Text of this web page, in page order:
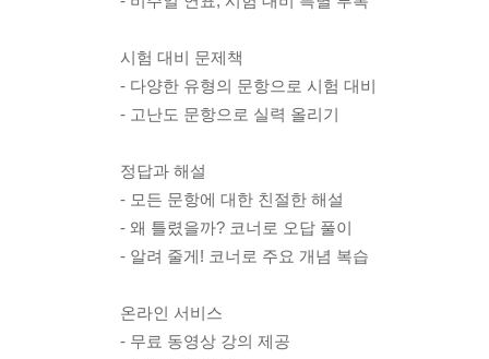
시험 대비 문제책
- 다양한 유형의 문항으로 시험 대비
- 고난도 문항으로 실력 올리기
정답과 해설
- 모든 문항에 대한 친절한 해설
- 왜 틀렸을까? 코너로 오답 풀이
- 알려 줄게! 코너로 주요 개념 복습
온라인 서비스
- 무료 동영상 강의 제공